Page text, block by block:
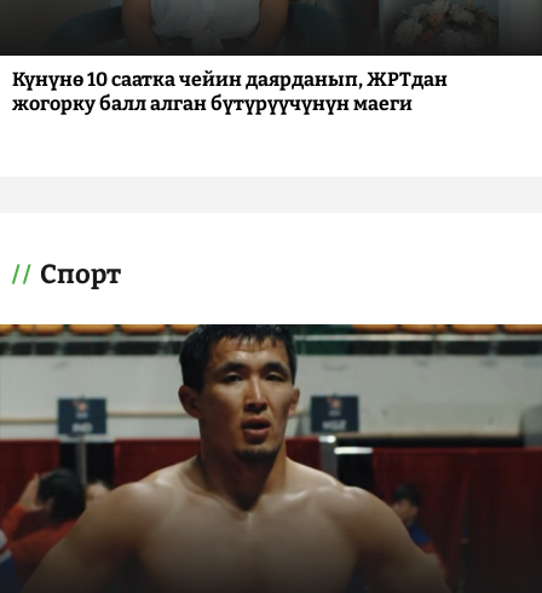
Күнүнө 10 саатка чейин даярданып, ЖРТдан
жогорку балл алган бүтүрүүчүнүн маеги
Спорт